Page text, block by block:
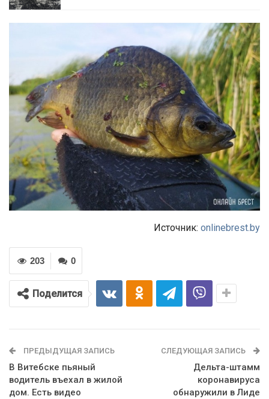
Источник: onlinebrest.by
0
203
Поделится
ПРЕДЫДУЩАЯ ЗАПИСЬ
В Витебске пьяный
водитель въехал в жилой
дом. Есть видео
СЛЕДУЮЩАЯ ЗАПИСЬ
Дельта-штамм
коронавируса
обнаружили в Лиде